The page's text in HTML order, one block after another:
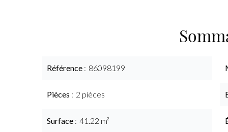
Référence 86098199
Pièces 2 pièces
Surface 41.22 m²